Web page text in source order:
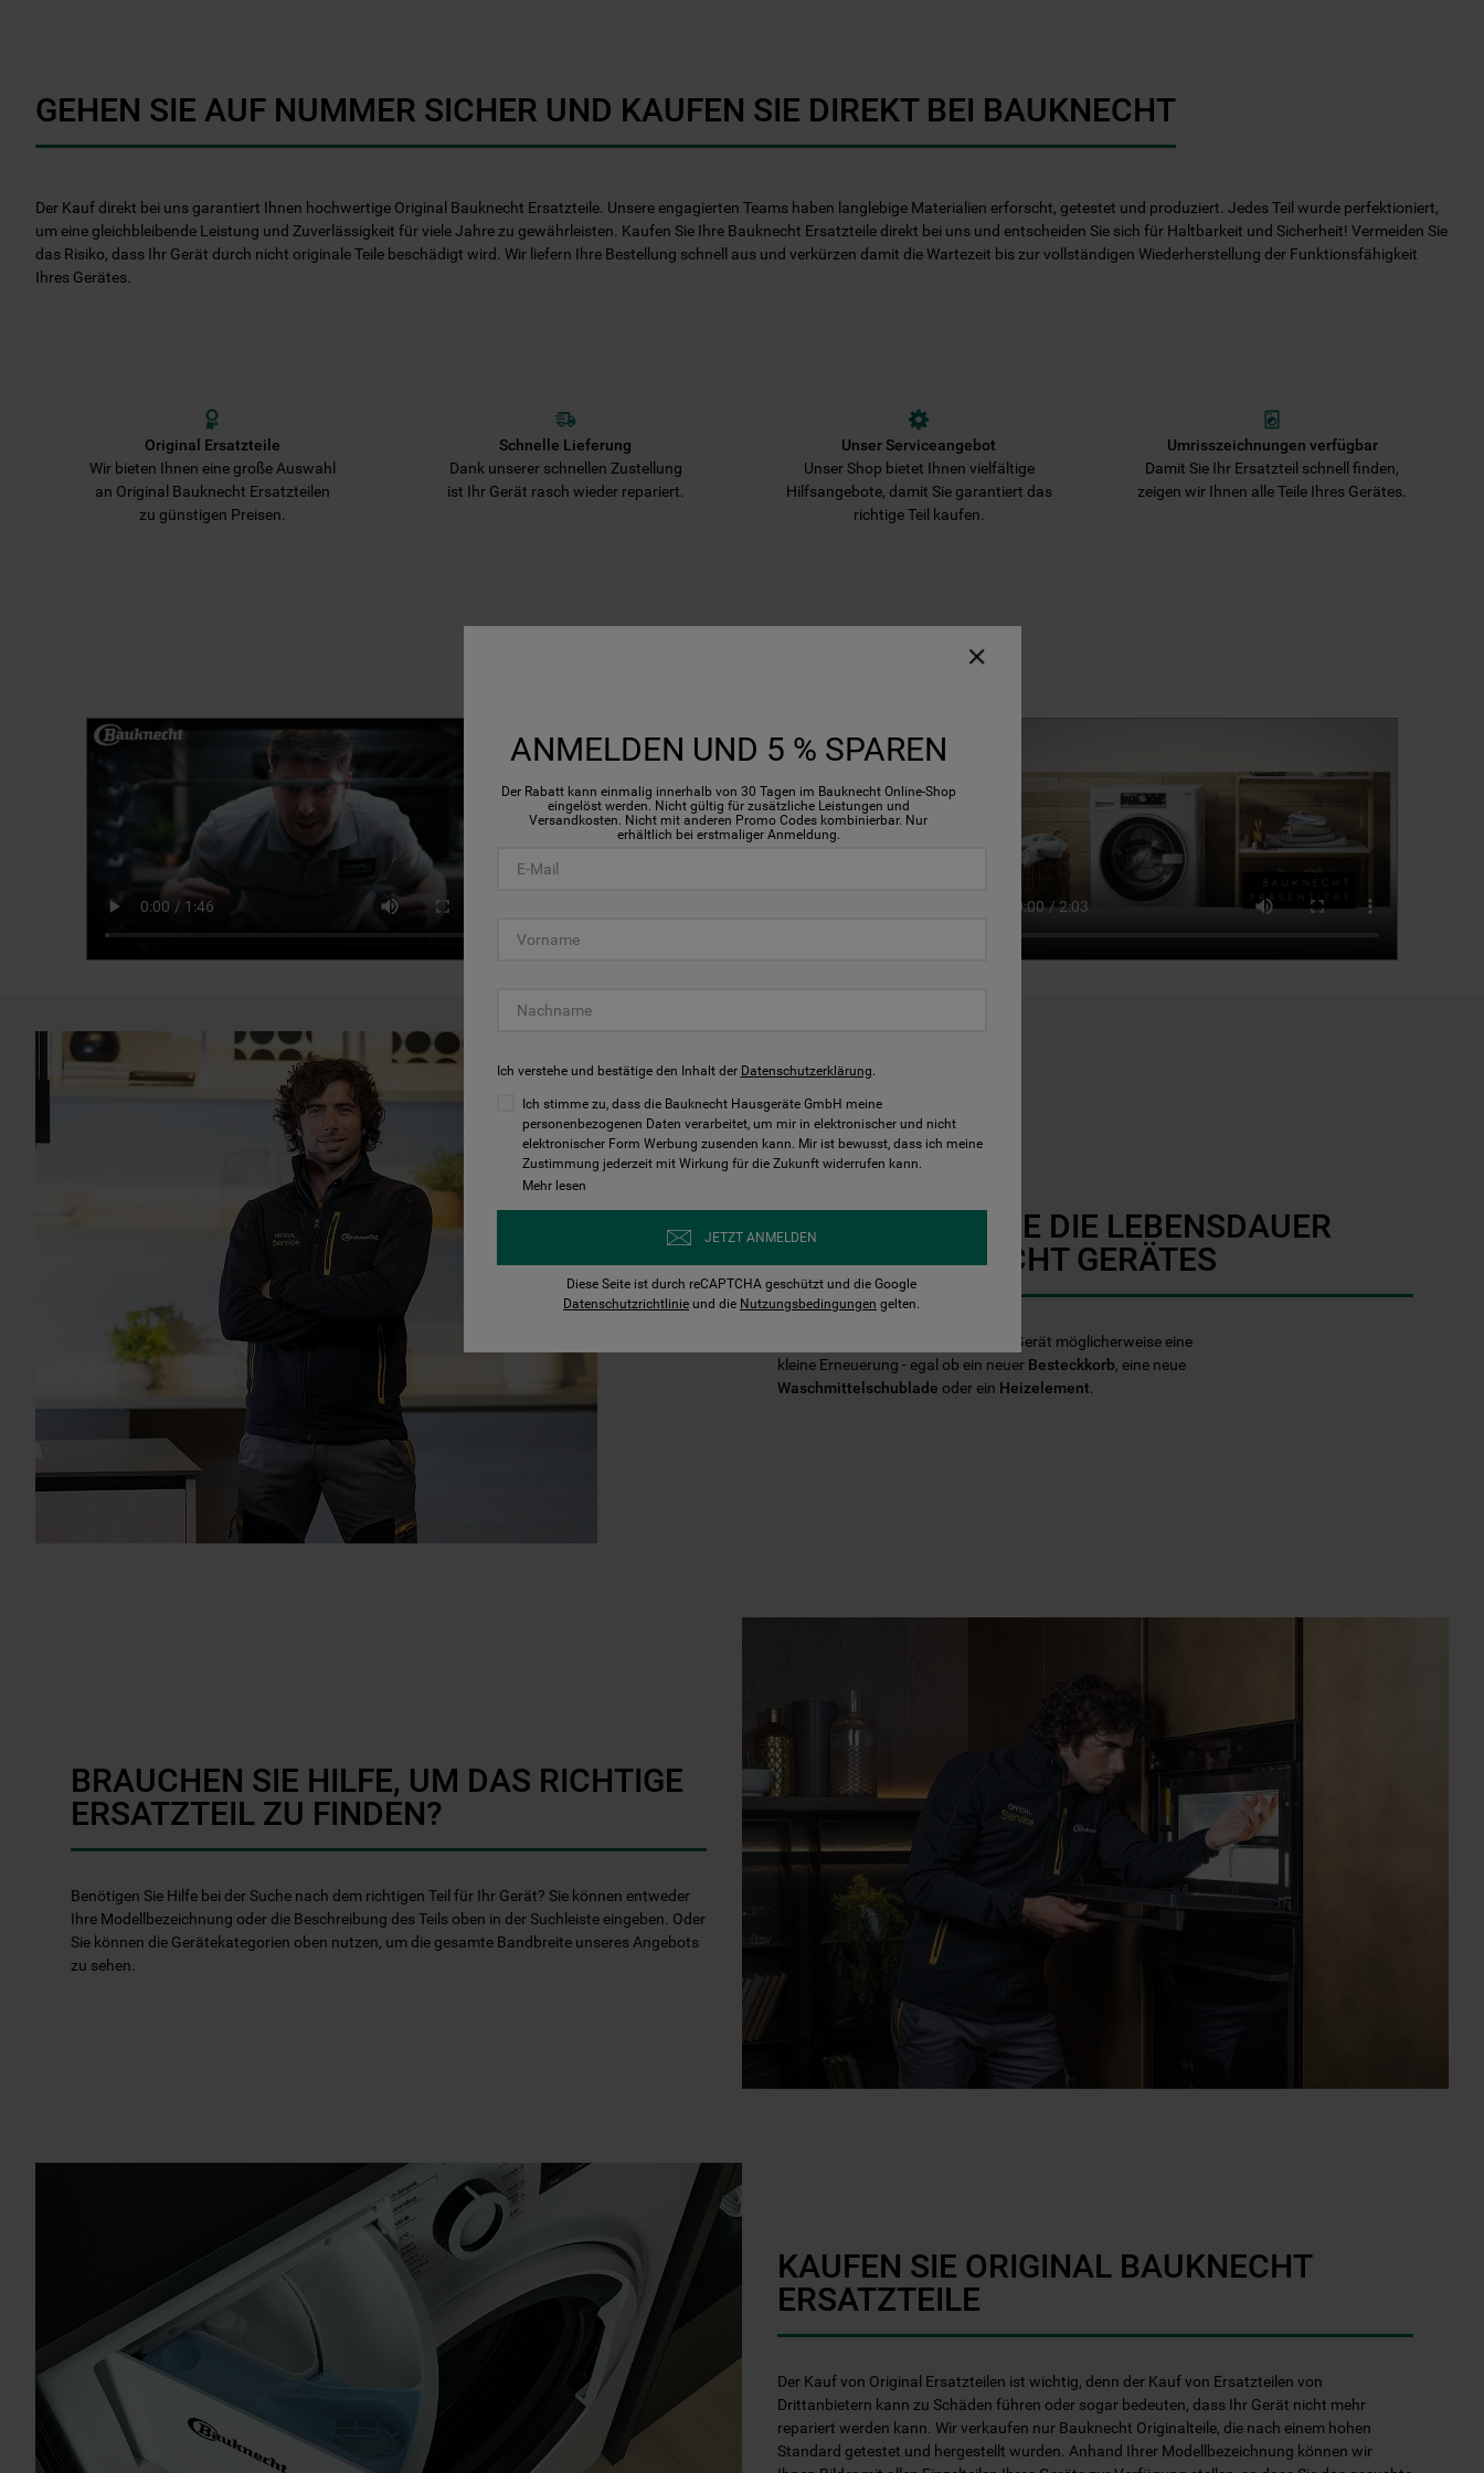
GEHEN SIE AUF NUMMER SICHER UND KAUFEN SIE DIREKT BEI BAUKNECHT
Der Kauf direkt bei uns garantiert Ihnen hochwertige Original Bauknecht Ersatzteile. Unsere engagierten Teams haben langlebige Materialien erforscht, getestet und produziert. Jedes Teil wurde perfektioniert,
um eine gleichbleibende Leistung und Zuverlässigkeit für viele Jahre zu gewährleisten. Kaufen Sie Ihre Bauknecht Ersatzteile direkt bei uns und entscheiden Sie sich für Haltbarkeit und Sicherheit! Vermeiden Sie
das Risiko, dass Ihr Gerät durch nicht originale Teile beschädigt wird. Wir liefern Ihre Bestellung schnell aus und verkürzen damit die Wartezeit bis zur vollständigen Wiederherstellung der Funktionsfähigkeit
Ihres Gerätes.
Original Ersatzteile
Wir bieten Ihnen eine große Auswahl
an Original Bauknecht Ersatzteilen
zu günstigen Preisen.
Schnelle Lieferung
Dank unserer schnellen Zustellung
ist Ihr Gerät rasch wieder repariert.
Unser Serviceangebot
Unser Shop bietet Ihnen vielfältige
Hilfsangebote, damit Sie garantiert das
richtige Teil kaufen.
Umrisszeichnungen verfügbar
Damit Sie Ihr Ersatzteil schnell finden,
zeigen wir Ihnen alle Teile Ihres Gerätes.
VERLÄNGERN SIE DIE LEBENSDAUER
IHRES BAUKNECHT GERÄTES
Mit der Zeit braucht Ihr Bauknecht Gerät möglicherweise eine
kleine Erneuerung - egal ob ein neuer Besteckkorb, eine neue
Waschmittelschublade oder ein Heizelement
BRAUCHEN SIE HILFE, UM DAS RICHTIGE
ERSATZTEIL ZU FINDEN?
Benötigen Sie Hilfe bei der Suche nach dem richtigen Teil für Ihr Gerät? Sie können entweder
Ihre Modellbezeichnung oder die Beschreibung des Teils oben in der Suchleiste eingeben. Oder
Sie können die Gerätekategorien oben nutzen, um die gesamte Bandbreite unseres Angebots
zu sehen.
KAUFEN SIE ORIGINAL BAUKNECHT
ERSATZTEILE
Der Kauf von Original Ersatzteilen ist wichtig, denn der Kauf von Ersatzteilen von
Drittanbietern kann zu Schäden führen oder sogar bedeuten, dass Ihr Gerät nicht mehr
repariert werden kann. Wir verkaufen nur Bauknecht Originalteile, die nach einem hohen
Standard getestet und hergestellt wurden. Anhand Ihrer Modellbezeichnung können wir
gesetzt. Mehr Informationen
https://www.bauknecht.de/seiten/nutzung-
von-cookies
ANMELDEN UND 5 % SPAREN
Der Rabatt kann einmalig innerhalb von 30 Tagen im Bauknecht Online-Shop
eingelöst werden. Nicht gültig für zusätzliche Leistungen und
Versandkosten. Nicht mit anderen Promo Codes kombinierbar. Nur
erhältlich bei erstmaliger Anmeldung.
Ich verstehe und bestätige den Inhalt der Datenschutzerklärung.
Ich stimme zu, dass die Bauknecht Hausgeräte GmbH meine
personenbezogenen Daten verarbeitet, um mir in elektronischer und nicht
elektronischer Form Werbung zusenden kann. Mir ist bewusst, dass ich meine
Zustimmung jederzeit mit Wirkung für die Zukunft widerrufen kann.
Mehr lesen
JETZT ANMELDEN
Diese Seite ist durch reCAPTCHA geschützt und die Google
Datenschutzrichtlinie und die Nutzungsbedingungen gelten.